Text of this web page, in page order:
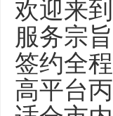
欢迎来
服务宗
签约全
高平台